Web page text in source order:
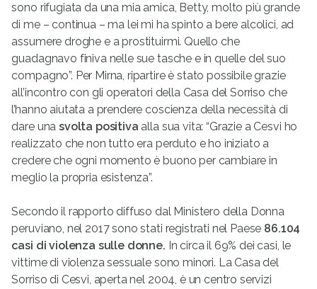
sono rifugiata da una mia amica, Betty, molto più grande
di me – continua – ma lei mi ha spinto a bere alcolici, ad
assumere droghe e a prostituirmi. Quello che
guadagnavo finiva nelle sue tasche e in quelle del suo
compagno”. Per Mirna, ripartire è stato possibile grazie
all’incontro con gli operatori della Casa del Sorriso che
l’hanno aiutata a prendere coscienza della necessità di
dare unasvolta positiva alla sua vita: “Grazie a Cesvi ho
realizzato che non tutto era perduto e ho iniziato a
credere che ogni momento è buono per cambiare in
meglio la propria esistenza”.
Secondo il rapporto diffuso dal Ministero della Donna
peruviano, nel 2017 sono stati registrati nel Paese 86.104
casi di violenza sulle donne. In circa il 69% dei casi, le
vittime di violenza sessuale sono minori. La Casa del
Sorriso di Cesvi, aperta nel 2004, è un centro servizi